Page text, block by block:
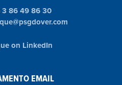
3 86 49 86 30
on LinkedIn
EMAIL